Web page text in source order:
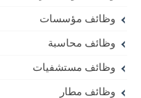
وظائف مؤسسات
وظائف محاسبة
وظائف مستشفيات
وظائف مطار